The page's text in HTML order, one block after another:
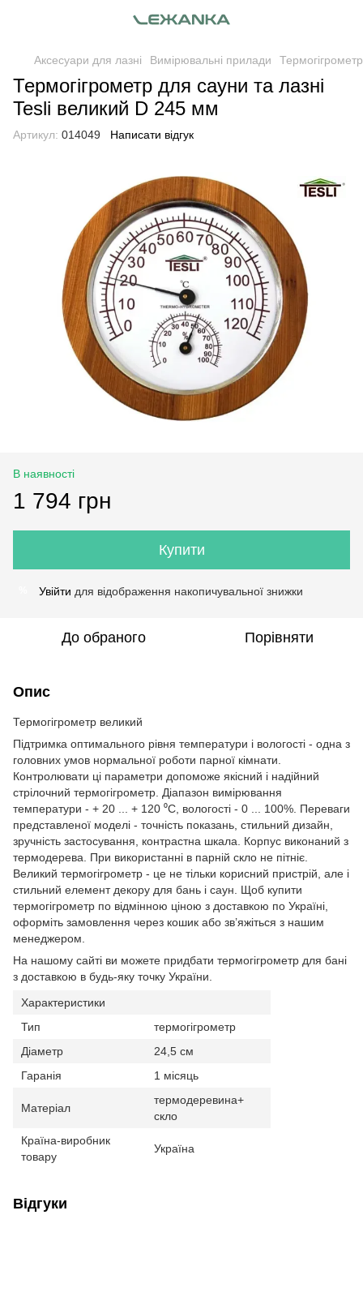
Аксесуари для лазні Вимірювальні прилади Термогігрометр
Термогігрометр для сауни та лазні
Tesli великий D 245 мм
Артикул: 014049 Написати відгук
В наявності
1 794 грн
Купити
Увійти для відображення накопичувальної знижки
До обраного Порівняти
Опис
Термогігрометр великий
Підтримка оптимального рівня температури і вологості - одна з
головних умов нормальної роботи парної кімнати.
Контролювати ці параметри допоможе якісний і надійний
стрілочний термогігрометр. Діапазон вимірювання
температури - + 20 ... + 120 ⁰С, вологості - 0 ... 100%. Переваги
представленої моделі - точність показань, стильний дизайн,
зручність застосування, контрастна шкала. Корпус виконаний з
термодерева. При використанні в парній скло не пітніє.
Великий термогігрометр - це не тільки корисний пристрій, але і
стильний елемент декору для бань і саун. Щоб купити
термогігрометр по відмінною ціною з доставкою по Україні,
оформіть замовлення через кошик або зв’яжіться з нашим
менеджером.
На нашому сайті ви можете придбати термогігрометр для бані
з доставкою в будь-яку точку України.
Характеристики
Тип
термогігрометр
Діаметр
24,5 см
Гаранія
1 місяць
Матеріал
термодеревина+
скло
Країна-виробник
товару
Україна
Відгуки